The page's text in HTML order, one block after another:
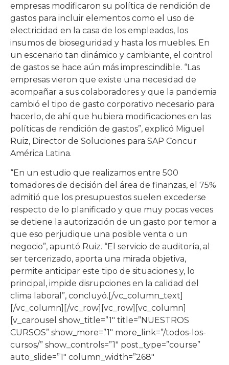
empresas modificaron su política de rendición de
gastos para incluir elementos como el uso de
electricidad en la casa de los empleados, los
insumos de bioseguridad y hasta los muebles. En
un escenario tan dinámico y cambiante, el control
de gastos se hace aún más imprescindible. “Las
empresas vieron que existe una necesidad de
acompañar a sus colaboradores y que la pandemia
cambió el tipo de gasto corporativo necesario para
hacerlo, de ahí que hubiera modificaciones en las
políticas de rendición de gastos”, explicó Miguel
Ruiz, Director de Soluciones para SAP Concur
América Latina.
“En un estudio que realizamos entre 500
tomadores de decisión del área de finanzas, el 75%
admitió que los presupuestos suelen excederse
respecto de lo planificado y que muy pocas veces
se detiene la autorización de un gasto por temor a
que eso perjudique una posible venta o un
negocio”, apuntó Ruiz. “El servicio de auditoría, al
ser tercerizado, aporta una mirada objetiva,
permite anticipar este tipo de situaciones y, lo
principal, impide disrupciones en la calidad del
clima laboral”, concluyó.[/vc_column_text]
[/vc_column][/vc_row][vc_row][vc_column]
[v_carousel show_title=”1″ title=”NUESTROS
CURSOS” show_more=”1″ more_link=”/todos-los-
cursos/” show_controls=”1″ post_type=”course”
auto_slide=”1″ column_width=”268″